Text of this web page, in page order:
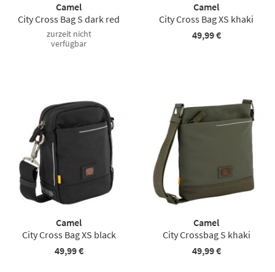
Camel
City Cross Bag S dark red
zurzeit nicht
verfügbar
Camel
City Cross Bag XS khaki
49,99 €
Camel
City Cross Bag XS black
49,99 €
Camel
City Crossbag S khaki
49,99 €